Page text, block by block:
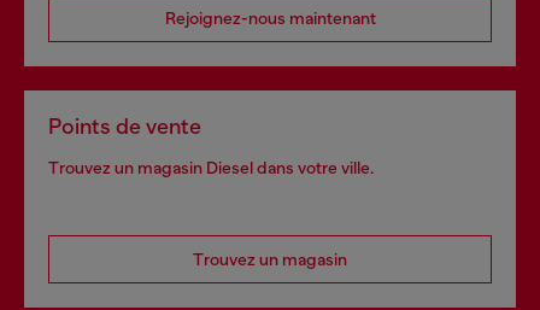
Rejoignez-nous maintenant
Points de vente
Trouvez un magasin Diesel dans votre ville.
Trouvez un magasin